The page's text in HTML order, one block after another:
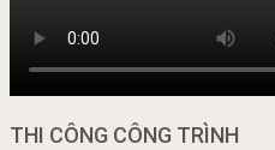
THI CÔNG CÔNG TRÌNH